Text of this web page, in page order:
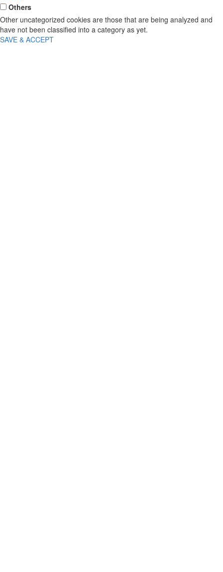
Others
Other uncategorized cookies are those that are being analyzed and
have not been classified into a category as yet.
SAVE & ACCEPT